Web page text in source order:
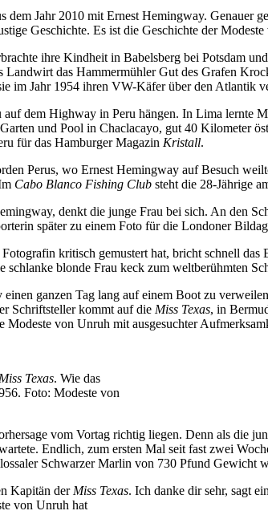
dem Jahr 2010 mit Ernest Hemingway.
Geschichte. Es ist die Geschichte der
ihre Kindheit in Babelsberg bei Potsdam
Landwirt das Hammermühler Gut des Grafen
im Jahr 1954 ihren VW-Käfer über den Atlantik
auf dem Highway in Peru hängen. In Lima
und Pool in Chaclacayo, gut 40
für das Hamburger Magazin Kristall.
Perus, wo Ernest Hemingway auf Besuch
Cabo Blanco Fishing Club steht die 28-Jährige
denkt die junge Frau bei sich. An den
später zu einem Foto für die Londoner
kritisch gemustert hat, bricht schnell
schlanke blonde Frau keck zum weltberühmten
ganzen Tag lang auf einem Boot zu
Schriftsteller kommt auf die Miss Texas, in
von Unruh mit ausgesuchter
Miss Texas. Wie das
Foto: Modeste von
vom Vortag richtig liegen. Denn als die
Endlich, zum ersten Mal seit fast zwei
Schwarzer Marlin von 730 Pfund Gewicht
Kapitän der Miss Texas. Ich danke dir sehr, sagt
von Unruh hat